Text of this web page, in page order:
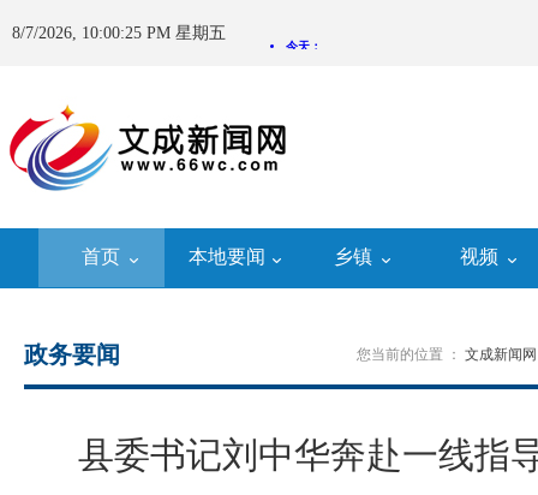
8/7/2026, 10:00:26 PM 星期五
首页 本地要闻 乡镇 视频
您当前的位置 ： 文成新闻网
政务要闻
县委书记刘中华奔赴一线指